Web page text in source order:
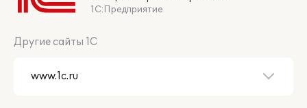
1С:Предприятие
Другие сайты 1С